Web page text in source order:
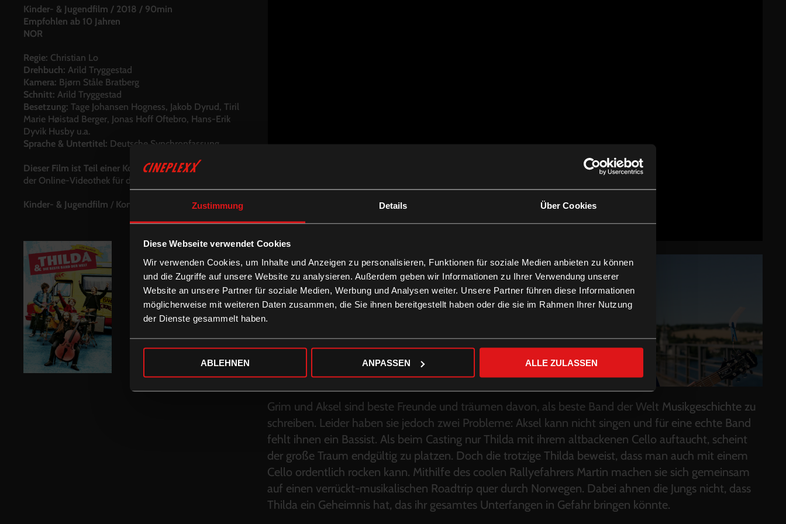
Zustimmung Details Über Cookies
Diese Webseite verwendet Cookies
Wir verwenden Cookies, um Inhalte und Anzeigen zu personalisieren, Funktionen für soziale Medien anbieten zu können
und die Zugriffe auf unsere Website zu analysieren. Außerdem geben wir Informationen zu Ihrer Verwendung unserer
Website an unsere Partner für soziale Medien, Werbung und Analysen weiter. Unsere Partner führen diese Informationen
möglicherweise mit weiteren Daten zusammen, die Sie ihnen bereitgestellt haben oder die sie im Rahmen Ihrer Nutzung
der Dienste gesammelt haben.
ABLEHNEN ANPASSEN ALLE ZULASSEN
Kinder- & Jugendfilm / 2018 / 90min
Empfohlen ab 10 Jahren
NOR
Regie: Christian Lo
Drehbuch: Arild Tryggestad
Kamera: Bjørn Ståle Bratberg
Schnitt: Arild Tryggestad
Besetzung: Tage Johansen Hogness, Jakob Dyrud, Tiril
Marie Høistad Berger, Jonas Hoff Oftebro, Hans-Erik
Dyvik Husby u.a.
Sprache & Untertitel: Deutsche Synchronfassung
Dieser Film ist Teil einer Kooperation mit alleskino.de:
der Online-Videothek für das deutsche Kino.
Kinder- & Jugendfilm / Komödie
Grim und Aksel sind beste Freunde und träumen davon, als beste Band der Welt Musikgeschichte zu
schreiben. Leider haben sie jedoch zwei Probleme: Aksel kann nicht singen und für eine echte Band
fehlt ihnen ein Bassist. Als beim Casting nur Thilda mit ihrem altbackenen Cello auftaucht, scheint
der große Traum endgültig zu platzen. Doch die trotzige Thilda beweist, dass man auch mit einem
Cello ordentlich rocken kann. Mithilfe des coolen Rallyefahrers Martin machen sie sich gemeinsam
auf einen verrückt-musikalischen Roadtrip quer durch Norwegen. Dabei ahnen die Jungs nicht, dass
Thilda ein Geheimnis hat, das ihr gesamtes Unterfangen in Gefahr bringen könnte.